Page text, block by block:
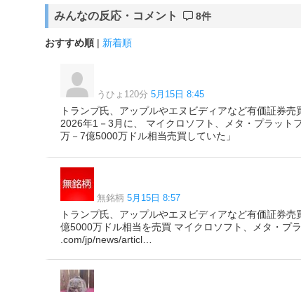
みんなの反応・コメント 8件
おすすめ順 | 新着順
うひょ120分 5月15日 8:45
トランプ氏、アップルやエヌビディアなど有価証券
2026年1－3月に、 マイクロソフト、メタ・プラット
万－7億5000万ドル相当売買していた」
無銘柄 5月15日 8:57
トランプ氏、アップルやエヌビディアなど有価証券
億5000万ドル相当を売買 マイクロソフト、メタ・プ
.com/jp/news/articl…